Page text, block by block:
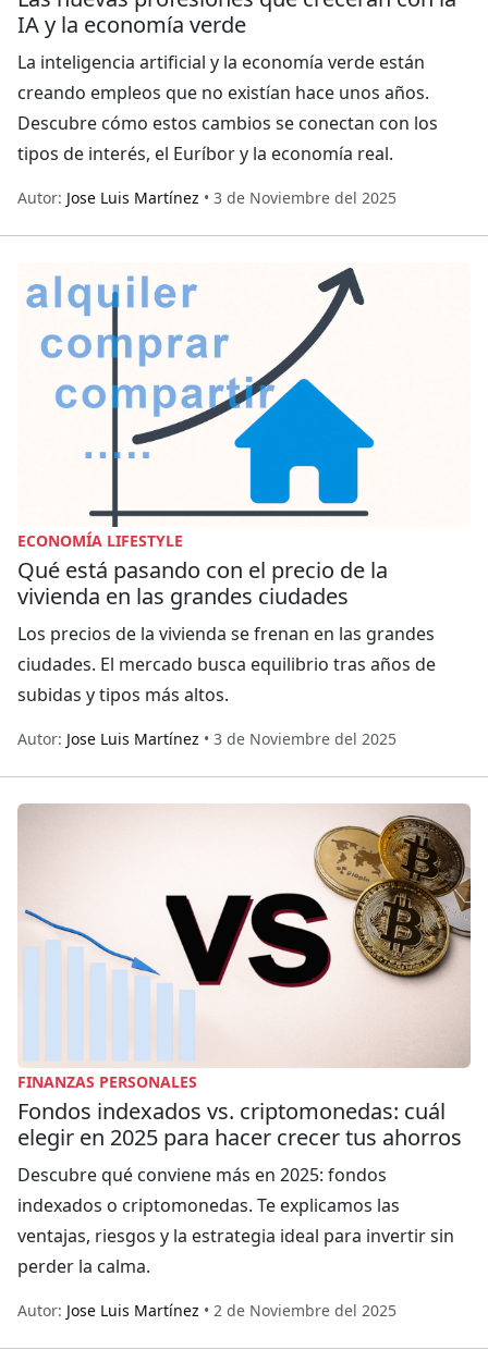
IA y la economía verde
La inteligencia artificial y la economía verde están
creando empleos que no existían hace unos años.
Descubre cómo estos cambios se conectan con los
tipos de interés, el Euríbor y la economía real.
Autor: Jose Luis Martínez • 3 de Noviembre del 2025
ECONOMÍA LIFESTYLE
Qué está pasando con el precio de la
vivienda en las grandes ciudades
Los precios de la vivienda se frenan en las grandes
ciudades. El mercado busca equilibrio tras años de
subidas y tipos más altos.
Autor: Jose Luis Martínez • 3 de Noviembre del 2025
FINANZAS PERSONALES
Fondos indexados vs. criptomonedas: cuál
elegir en 2025 para hacer crecer tus ahorros
Descubre qué conviene más en 2025: fondos
indexados o criptomonedas. Te explicamos las
ventajas, riesgos y la estrategia ideal para invertir sin
perder la calma.
Autor: Jose Luis Martínez • 2 de Noviembre del 2025